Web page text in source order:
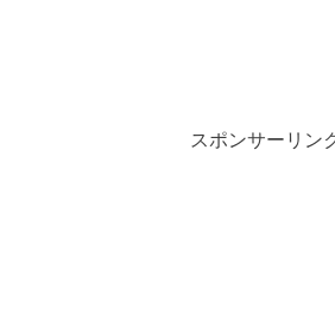
スポンサーリン